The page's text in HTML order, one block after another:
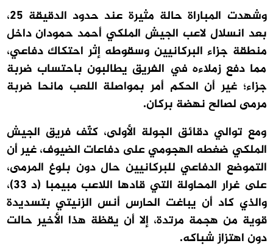
وشهدت المباراة حالة مثيرة عند حدود الدقيقة 25،
بعد انسلال لاعب الجيش الملكي أحمد حمودان داخل
منطقة جزاء البركانيين وسقوطه إثر احتكاك دفاعي،
مما دفع زملاءه في الفريق يطالبون باحتساب ضربة
جزاء؛ غير أن الحكم أمر بمواصلة اللعب مانحا ضربة
مرمى لصالح نهضة بركان.
ومع توالي دقائق الجولة الأولى، كثّف فريق الجيش
الملكي ضغطه الهجومي على دفاعات الضيوف، غير أن
التموضع الدفاعي للبركانيين حال دون بلوغ المرمى،
على غرار المحاولة التي قادها اللاعب مبيمبا (د 33)،
والذي كاد أن يباغت الحارس أنس الزنيتي بتسديدة
قوية من هجمة مرتدة، إلا أن يقظة هذا الأخير حالت
دون اهتزاز شباكه.